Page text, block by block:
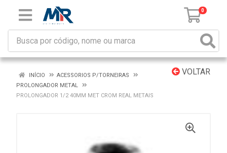
0
VOLTAR
INÍCIO
ACESSORIOS P/TORNEIRAS
PROLONGADOR METAL
PROLONGADOR 1/2 40MM MET CROM REAL METAIS